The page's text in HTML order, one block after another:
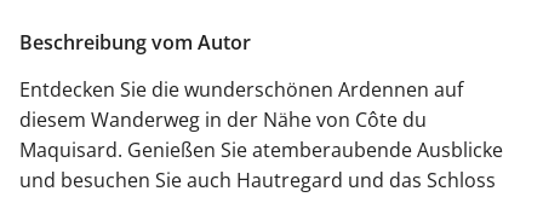
Beschreibung vom Autor
Entdecken Sie die wunderschönen Ardennen auf
diesem Wanderweg in der Nähe von Côte du
Maquisard. Genießen Sie atemberaubende Ausblicke
und besuchen Sie auch Hautregard und das Schloss